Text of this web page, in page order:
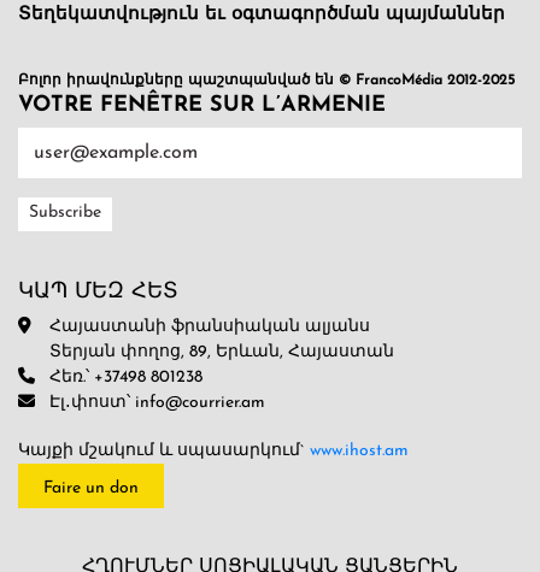
Տեղեկատվություն եւ օգտագործման պայմաններ
Բոլոր իրավունքները պաշտպանված են © FrancoMédia 2012-2025
VOTRE FENÊTRE SUR L’ARMENIE
ԿԱՊ ՄԵԶ ՀԵՏ
Հայաստանի ֆրանսիական ալյանս
Տերյան փողոց, 89, Երևան, Հայաստան
Հեռ.՝ +37498 801238
Էլ․փոստ՝ info@courrier.am
Կայքի մշակում և սպասարկում` www.ihost.am
Faire un don
ՀՂՈՒՄՆԵՐ ՍՈՑԻԱԼԱԿԱՆ ՑԱՆՑԵՐԻՆ